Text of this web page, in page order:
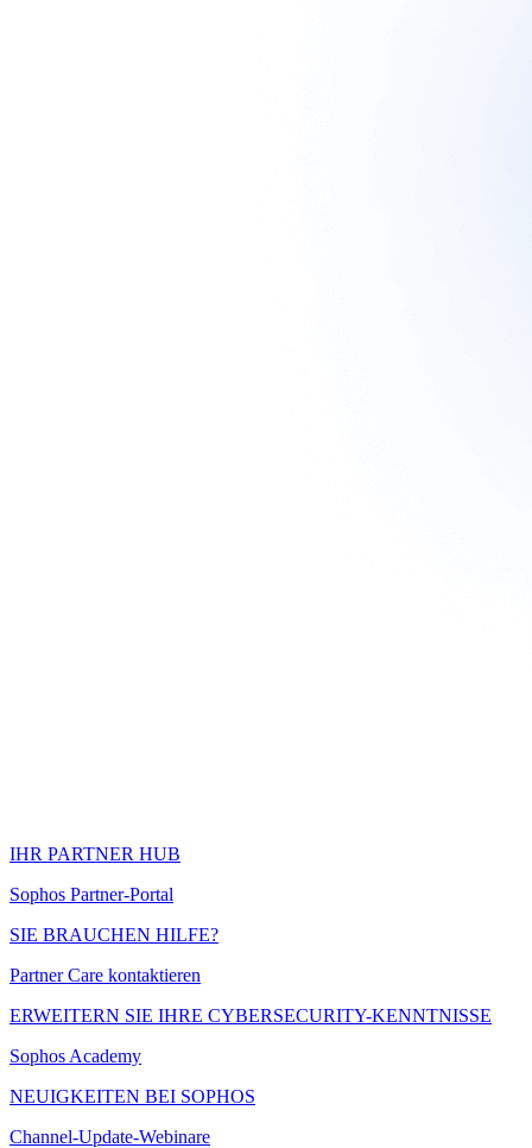
IHR PARTNER HUB
Sophos Partner-Portal
SIE BRAUCHEN HILFE?
Partner Care kontaktieren
ERWEITERN SIE IHRE CYBERSECURITY-KENNTNISSE
Sophos Academy
NEUIGKEITEN BEI SOPHOS
Channel-Update-Webinare